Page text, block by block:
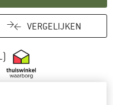
VERGELIJKEN
Vind hier de
hier!